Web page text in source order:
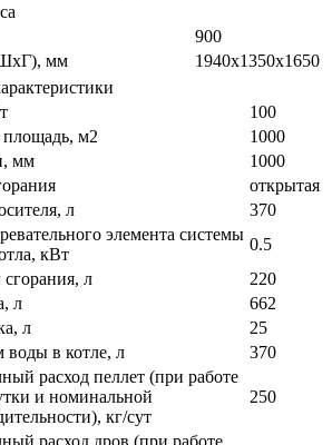
900
мм
1940x1350x1650
100
м2
1000
мм
1000
открытая
л
370
элемента системы
кВт
0.5
л
220
л
662
л
25
воды в котле, л
370
расход пеллет (при работе
и номинальной
кг/сут
250
расход дров (при работе